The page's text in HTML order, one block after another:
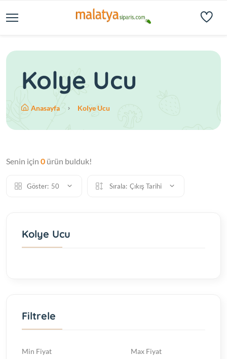
Kolye Ucu
Anasayfa Kolye Ucu
Senin için 0 ürün bulduk!
Göster: 50 Sırala: Çıkış Tarihi
Kolye Ucu
Filtrele
Min Fiyat Max Fiyat